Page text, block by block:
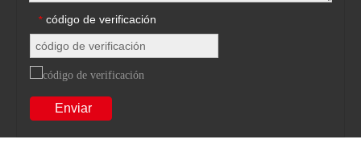
* código de verificación
Enviar